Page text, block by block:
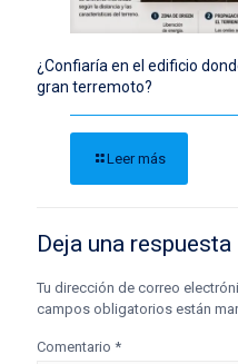
¿Confiaría en el edificio
gran terremoto?
Leer más
Deja una respuesta
Tu dirección de correo
campos obligatorios están
Comentario *